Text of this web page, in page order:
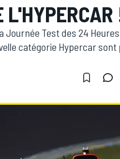
L'HYPERCAR
Journée Test des 24
catégorie Hypercar